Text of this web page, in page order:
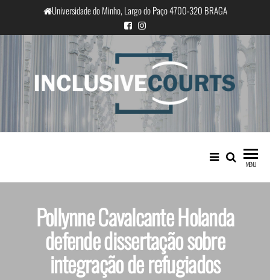
Universidade do Minho, Largo do Paço 4700-320 BRAGA
InclusiveCourts
Igualdade e diferença cultural na
prática judicial portuguesa
MENU
Pollynne Cavalcante Holanda
defende dissertação sobre
integração de refugiados